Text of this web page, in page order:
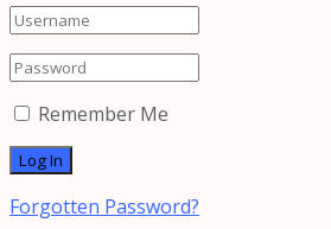
Remember Me
Forgotten Password?